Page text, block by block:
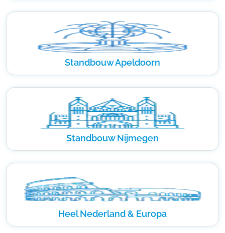
Standbouw Apeldoorn
Standbouw Nijmegen
Heel Nederland & Europa